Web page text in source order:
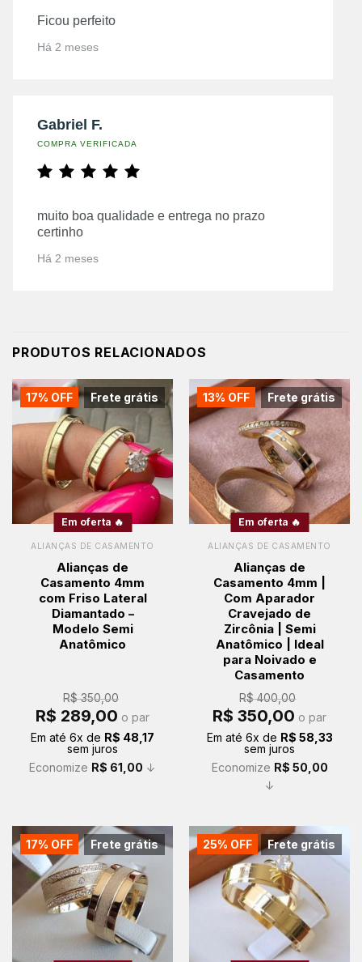
Ficou perfeito
Há 2 meses
Gabriel F.
COMPRA VERIFICADA
muito boa qualidade e entrega no prazo
certinho
Há 2 meses
PRODUTOS RELACIONADOS
Frete grátis
17% OFF
Em oferta 🔥
ALIANÇAS DE CASAMENTO
Alianças de
Casamento 4mm
com Friso Lateral
Diamantado –
Modelo Semi
Anatômico
R$350,00
O
preço
era:
R$ 350,00.
R$ 289,00 preço
é:
o par
Em até 6x de R$ 48,17
sem juros
Economize R$ 61,00 ↓
Frete grátis
13% OFF
Em oferta 🔥
ALIANÇAS DE CASAMENTO
Alianças de
Casamento 4mm |
Com Aparador
Cravejado de
Zircônia | Semi
Anatômico | Ideal
para Noivado e
Casamento
R$400,00
O
preço
era:
R$ 400,00.
R$ 350,00 preço
é:
o par
Em até 6x de R$ 58,33
sem juros
Economize R$ 50,00
↓
Frete grátis
17% OFF Frete grátis
25% OFF